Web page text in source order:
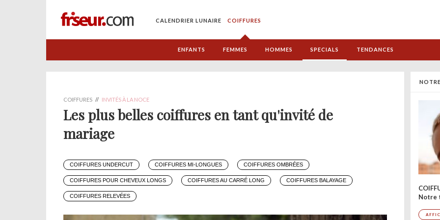
CALENDRIER LUNAIRE COIFFURES
ENFANTS FEMMES HOMMES SPECIALS TENDANCES
COIFFURES // INVITÉS À LA NOCE
Les plus belles coiffures en tant qu'invité de
mariage
COIFFURES UNDERCUT COIFFURES MI-LONGUES COIFFURES OMBRÉES
COIFFURES POUR CHEVEUX LONGS COIFFURES AU CARRÉ LONG COIFFURES BALAYAGE
COIFFURES RELEVÉES
Notre